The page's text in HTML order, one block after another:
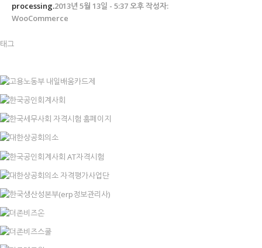
processing.2013년 5월 13일 - 5:37 오후 작성자:
WooCommerce
태그